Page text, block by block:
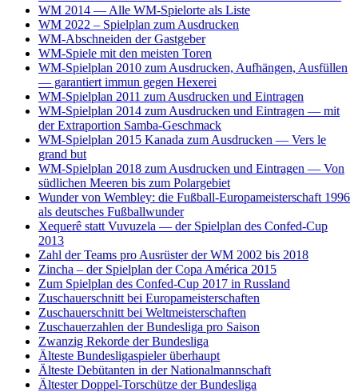
WM 2014 — Alle WM-Spielorte als Liste
WM 2022 – Spielplan zum Ausdrucken
WM-Abschneiden der Gastgeber
WM-Spiele mit den meisten Toren
WM-Spielplan 2010 zum Ausdrucken, Aufhängen, Ausfüllen
— garantiert immun gegen Hexerei
WM-Spielplan 2011 zum Ausdrucken und Eintragen
WM-Spielplan 2014 zum Ausdrucken und Eintragen — mit
der Extraportion Samba-Geschmack
WM-Spielplan 2015 Kanada zum Ausdrucken — Vers le
grand but
WM-Spielplan 2018 zum Ausdrucken und Eintragen — Von
südlichen Meeren bis zum Polargebiet
Wunder von Wembley: die Fußball-Europameisterschaft 1996
als deutsches Fußballwunder
Xequerê statt Vuvuzela — der Spielplan des Confed-Cup
2013
Zahl der Teams pro Ausrüster der WM 2002 bis 2018
Zincha – der Spielplan der Copa América 2015
Zum Spielplan des Confed-Cup 2017 in Russland
Zuschauerschnitt bei Europameisterschaften
Zuschauerschnitt bei Weltmeisterschaften
Zuschauerzahlen der Bundesliga pro Saison
Zwanzig Rekorde der Bundesliga
Älteste Bundesligaspieler überhaupt
Älteste Debütanten in der Nationalmannschaft
Ältester Doppel-Torschütze der Bundesliga